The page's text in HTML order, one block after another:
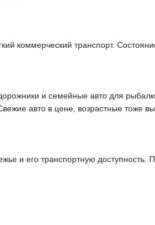
коммерческий транспорт.
и семейные авто для
авто в цене, возрастные тоже
и его транспортную